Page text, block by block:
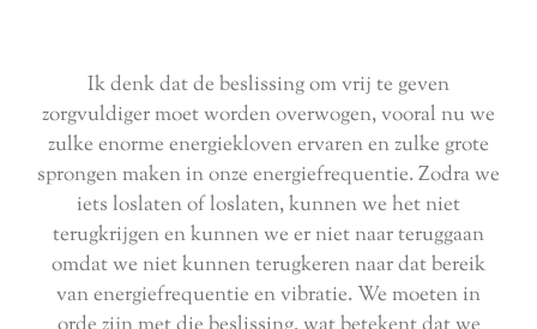
Ik denk dat de beslissing om vrij te geven
zorgvuldiger moet worden overwogen, vooral nu we
zulke enorme energiekloven ervaren en zulke grote
sprongen maken in onze energiefrequentie. Zodra we
iets loslaten of loslaten, kunnen we het niet
terugkrijgen en kunnen we er niet naar teruggaan
omdat we niet kunnen terugkeren naar dat bereik
van energiefrequentie en vibratie. We moeten in